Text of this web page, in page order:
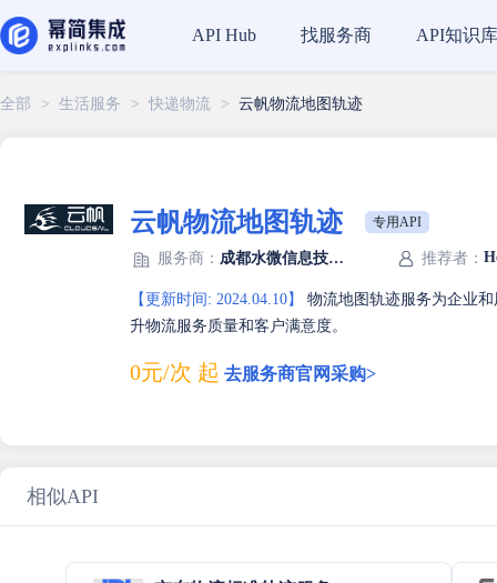
API Hub 找服务商 API知识库
全部 > 生活服务 > 快递物流 > 云帆物流地图轨迹
云帆物流地图轨迹 专用API
服务商： 成都水微信息技术有限公司 推荐者：
【更新时间: 2024.04.10】
物流地图轨迹服务为企业
升物流服务质量和客户满意度。
0元/次 起 去服务商官网采购>
相似API